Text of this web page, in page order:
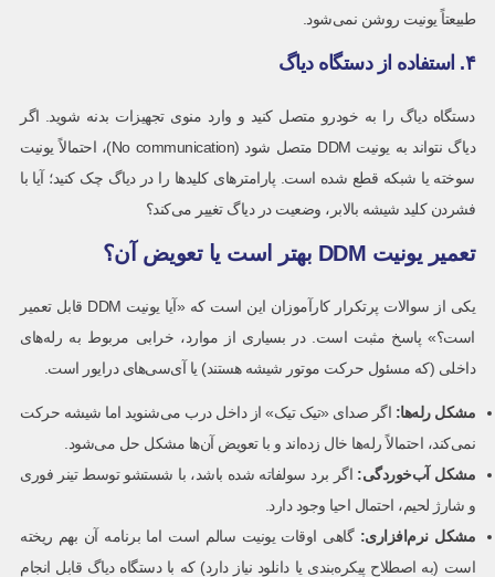
طبیعتاً یونیت روشن نمی‌شود.
۴. استفاده از دستگاه دیاگ
دستگاه دیاگ را به خودرو متصل کنید و وارد منوی تجهیزات بدنه شوید. اگر
دیاگ نتواند به یونیت DDM متصل شود (No communication)، احتمالاً یونیت
سوخته یا شبکه قطع شده است. پارامترهای کلیدها را در دیاگ چک کنید؛ آیا با
فشردن کلید شیشه بالابر، وضعیت در دیاگ تغییر می‌کند؟
تعمیر یونیت DDM بهتر است یا تعویض آن؟
یکی از سوالات پرتکرار کارآموزان این است که «آیا یونیت DDM قابل تعمیر
است؟» پاسخ مثبت است. در بسیاری از موارد، خرابی مربوط به رله‌های
داخلی (که مسئول حرکت موتور شیشه هستند) یا آی‌سی‌های درایور است.
مشکل رله‌ها: اگر صدای «تیک تیک» از داخل درب می‌شنوید اما شیشه حرکت
نمی‌کند، احتمالاً رله‌ها خال زده‌اند و با تعویض آن‌ها مشکل حل می‌شود.
مشکل آب‌خوردگی: اگر برد سولفاته شده باشد، با شستشو توسط تینر فوری
و شارژ لحیم، احتمال احیا وجود دارد.
مشکل نرم‌افزاری: گاهی اوقات یونیت سالم است اما برنامه آن بهم ریخته
است (به اصطلاح پیکره‌بندی یا دانلود نیاز دارد) که با دستگاه دیاگ قابل انجام